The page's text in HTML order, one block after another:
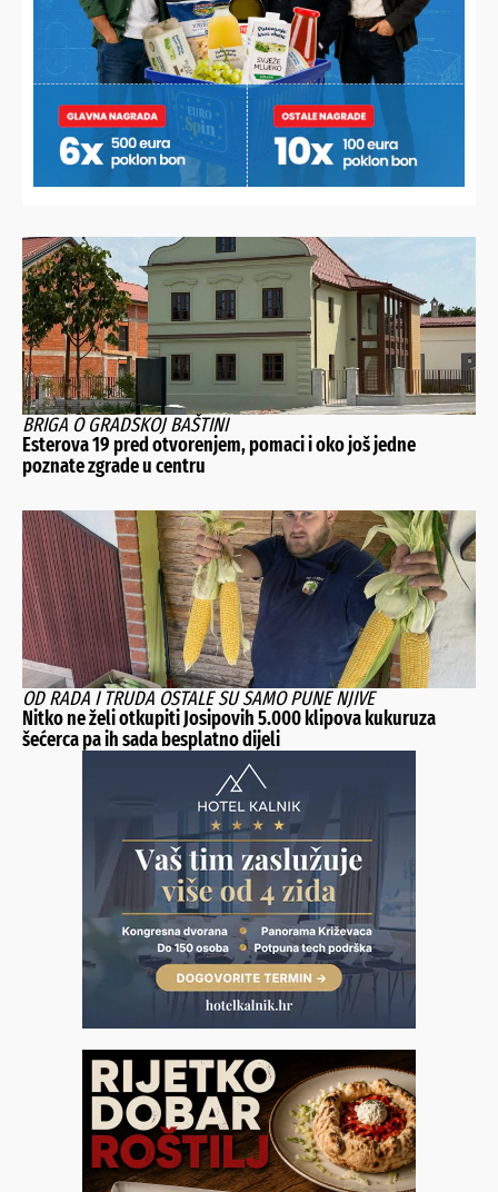
LANI NA PODRUČJU PITOMAČE
Njegovateljica kažnjena zbog ilegalne trgovine, pronašli joj
13 kila rezanog duhana
BRIGA O GRADSKOJ BAŠTINI
Esterova 19 pred otvorenjem, pomaci i oko još jedne
poznate zgrade u centru
OD RADA I TRUDA OSTALE SU SAMO PUNE NJIVE
Nitko ne želi otkupiti Josipovih 5.000 klipova kukuruza
šećerca pa ih sada besplatno dijeli